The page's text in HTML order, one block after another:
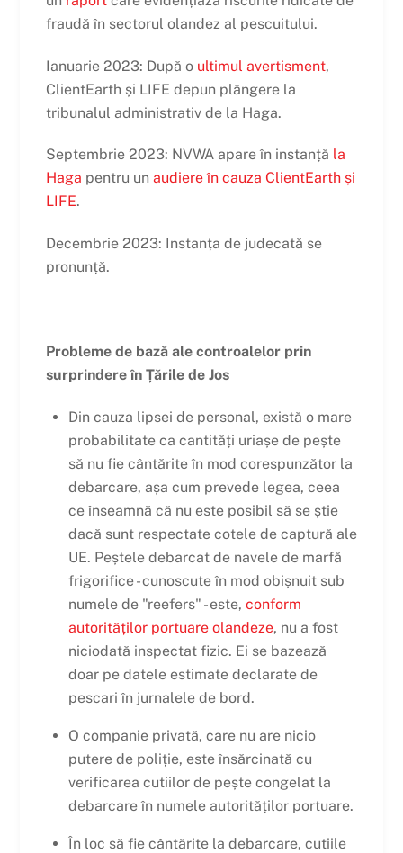
fraudă în sectorul olandez al pescuitului.
Ianuarie 2023: După o ultimul avertisment,
ClientEarth și LIFE depun plângere la
tribunalul administrativ de la Haga.
Septembrie 2023: NVWA apare în instanță la
Haga pentru un audiere în cauza ClientEarth și
LIFE.
Decembrie 2023: Instanța de judecată se
pronunță.
Probleme de bază ale controalelor prin
surprindere în Țările de Jos
Din cauza lipsei de personal, există o mare
probabilitate ca cantități uriașe de pește
să nu fie cântărite în mod corespunzător la
debarcare, așa cum prevede legea, ceea
ce înseamnă că nu este posibil să se știe
dacă sunt respectate cotele de captură ale
UE. Peștele debarcat de navele de marfă
frigorifice - cunoscute în mod obișnuit sub
numele de "reefers" - este,conform
autorităților portuare olandeze, nu a fost
niciodată inspectat fizic. Ei se bazează
doar pe datele estimate declarate de
pescari în jurnalele de bord.
O companie privată, care nu are nicio
putere de poliție, este însărcinată cu
verificarea cutiilor de pește congelat la
debarcare în numele autorităților portuare.
În loc să fie cântărite la debarcare, cutiile